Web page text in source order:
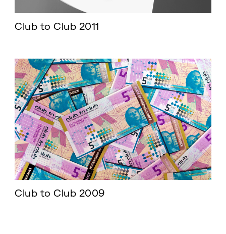
Club to Club 2011
Club to Club 2009